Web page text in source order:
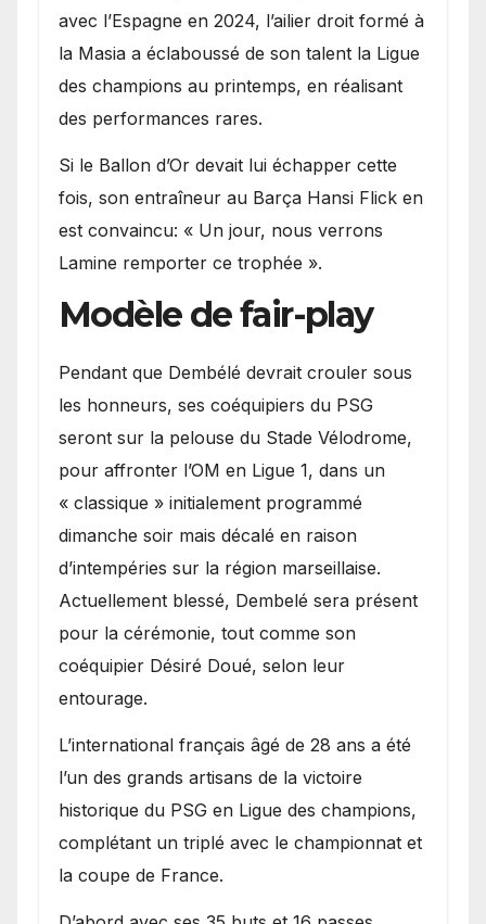
avec l’Espagne en 2024, l’ailier droit formé à
la Masia a éclaboussé de son talent la Ligue
des champions au printemps, en réalisant
des performances rares.
Si le Ballon d’Or devait lui échapper cette
fois, son entraîneur au Barça Hansi Flick en
est convaincu: « Un jour, nous verrons
Lamine remporter ce trophée ».
Modèle de fair-play
Pendant que Dembélé devrait crouler sous
les honneurs, ses coéquipiers du PSG
seront sur la pelouse du Stade Vélodrome,
pour affronter l’OM en Ligue 1, dans un
« classique » initialement programmé
dimanche soir mais décalé en raison
d’intempéries sur la région marseillaise.
Actuellement blessé, Dembelé sera présent
pour la cérémonie, tout comme son
coéquipier Désiré Doué, selon leur
entourage.
L’international français âgé de 28 ans a été
l’un des grands artisans de la victoire
historique du PSG en Ligue des champions,
complétant un triplé avec le championnat et
la coupe de France.